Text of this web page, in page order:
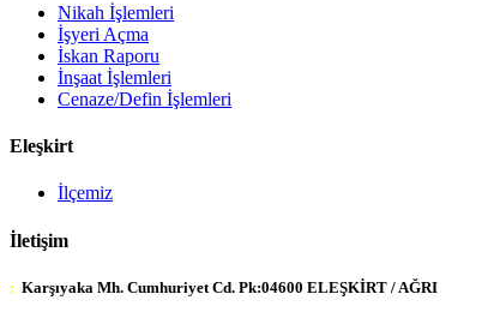
Nikah İşlemleri
İşyeri Açma
İskan Raporu
İnşaat İşlemleri
Cenaze/Defin İşlemleri
Eleşkirt
İlçemiz
İletişim
: Karşıyaka Mh. Cumhuriyet Cd. Pk:04600 ELEŞKİRT / AĞRI